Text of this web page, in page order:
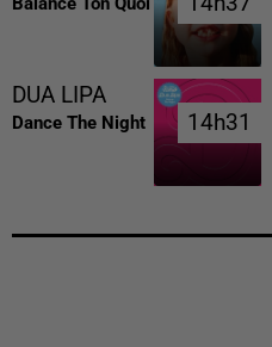
DUA LIPA
Dance The Night 14h31
14h31